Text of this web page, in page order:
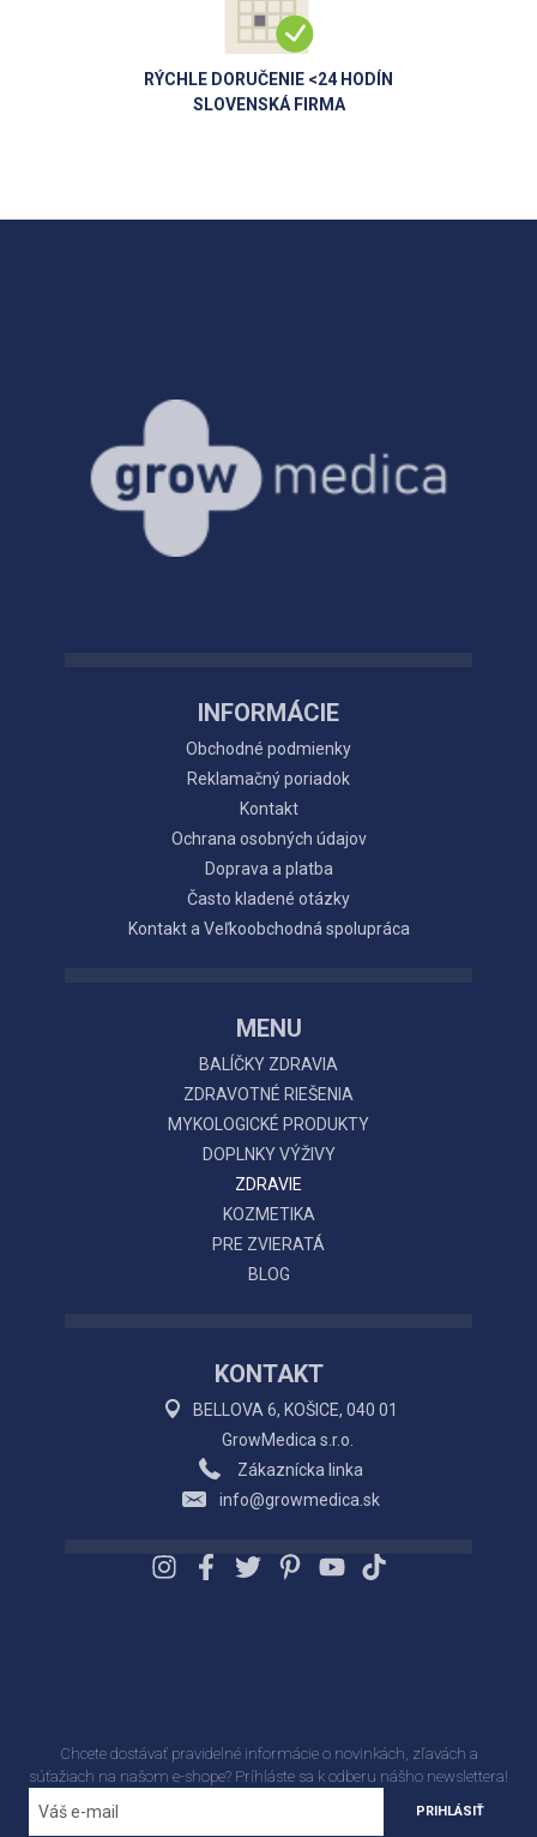
RÝCHLE DORUČENIE <24 HODÍN
SLOVENSKÁ FIRMA
INFORMÁCIE
Obchodné podmienky
Reklamačný poriadok
Kontakt
Ochrana osobných údajov
Doprava a platba
Často kladené otázky
Kontakt a Veľkoobchodná spolupráca
MENU
BALÍČKY ZDRAVIA
ZDRAVOTNÉ RIEŠENIA
MYKOLOGICKÉ PRODUKTY
DOPLNKY VÝŽIVY
ZDRAVIE
KOZMETIKA
PRE ZVIERATÁ
BLOG
KONTAKT
BELLOVA 6, KOŠICE, 040 01
GrowMedica s.r.o.
Zákaznícka linka
info@growmedica.sk
Chcete dostávať pravidelné informácie o novinkách, zľavách a
súťažiach na našom e-shope? Príhláste sa k odberu nášho newslettera!
PRIHLÁSIŤ